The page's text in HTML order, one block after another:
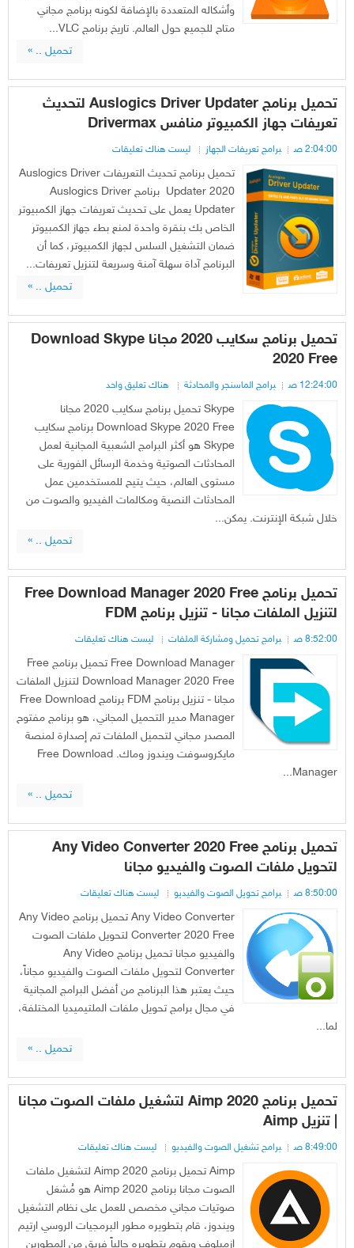
وأشكاله المتعددة بالإضافة لكونه برنامج مجاني
متاح للجميع حول العالم. تاريخ برنامج VLC...
تحميل .. »
تحميل برنامج Auslogics Driver Updater لتحديث
تعريفات جهاز الكمبيوتر منافس Drivermax
2:04:00 ص برامج تعريفات الجهاز ليست هناك تعليقات
تحميل برنامج تحديث التعريفات Auslogics Driver
Updater 2020 برنامج Auslogics Driver
Updater يعمل على تحديث تعريفات جهاز الكمبيوتر
الخاص بك بنقرة واحدة لمنع بطء جهاز الكمبيوتر
ضمان التشغيل السلس لجهاز الكمبيوتر، كما أن
البرنامج آداة سهلة آمنة وسريعة لتنزيل تعريفات...
تحميل .. »
تحميل برنامج سكايب 2020 مجانا Download Skype
2020 Free
12:24:00 ص برامج الماسنجر والمحادثة هناك تعليق واحد
Skype تحميل برنامج سكايب 2020 مجانا
Download Skype 2020 Free برنامج سكايب
Skype هو أكثر البرامج الشعبية المجانية لعمل
المحادثات الصوتية وخدمة الرسائل الفورية على
مستوى العالم، حيث يتيح للمستخدمين عمل
المحادثات النصية ومكالمات الفيديو والصوت من
خلال شبكة الإنترنت. يمكن...
تحميل .. »
تحميل برنامج Free Download Manager 2020 Free
لتنزيل الملفات مجانا - تنزيل برنامج FDM
8:52:00 ص برامج تحميل ومشاركة الملفات ليست هناك تعليقات
Free Download Manager تحميل برنامج Free
Download Manager 2020 Free لتنزيل الملفات
مجانا - تنزيل برنامج FDM برنامج Free Download
Manager مدير التحميل المجاني، هو برنامج مفتوح
المصدر مجاني لتحميل الملفات تم إصدارة لمنصة
مايكروسوفت ويندوز وماك. Free Download
Manager...
تحميل .. »
تحميل برنامج Any Video Converter 2020 Free
لتحويل ملفات الصوت والفيديو مجانا
8:50:00 ص برامج تحويل الصوت والفيديو ليست هناك تعليقات
Any Video Converter تحميل برنامج Any Video
Converter 2020 Free لتحويل ملفات الصوت
والفيديو مجانا تحميل برنامج Any Video
Converter لتحويل ملفات الصوت والفيديو مجاناً،
حيث يعتبر هذا البرنامج من أفضل البرامج المجانية
في مجال برامج تحويل ملفات الملتيميديا المختلفة،
لما...
تحميل .. »
تحميل برنامج Aimp 2020 لتشغيل ملفات الصوت مجانا
| تنزيل Aimp
8:49:00 ص برامج تشغيل الصوت والفيديو ليست هناك تعليقات
Aimp تحميل برنامج Aimp 2020 لتشغيل ملفات
الصوت مجانا برنامج Aimp 2020 هو مُشغل
صوتيات مجاني مخصص للعمل على نظام التشغيل
ويندوز، قام بتطويره مطور البرمجيات الروسي ارتيم
ازميلوف ويقوم بتطويره حالياً فريق من المطورين